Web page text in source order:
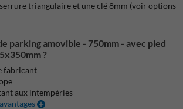
triangulaire et une clé 8mm (voir options
parking amovible - 750mm - avec pied
?
fabricant
aux intempéries